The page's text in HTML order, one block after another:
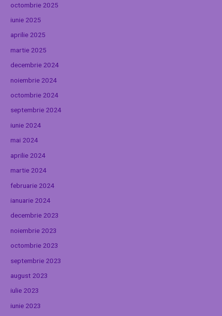
octombrie 2025
iunie 2025
aprilie 2025
martie 2025
decembrie 2024
noiembrie 2024
octombrie 2024
septembrie 2024
iunie 2024
mai 2024
aprilie 2024
martie 2024
februarie 2024
ianuarie 2024
decembrie 2023
noiembrie 2023
octombrie 2023
septembrie 2023
august 2023
iulie 2023
iunie 2023